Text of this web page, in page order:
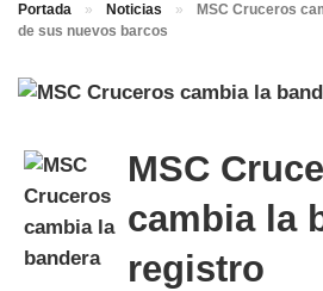
Portada » Noticias »
MSC Cruceros
de sus nuevos barcos
MSC
cambia la
registro